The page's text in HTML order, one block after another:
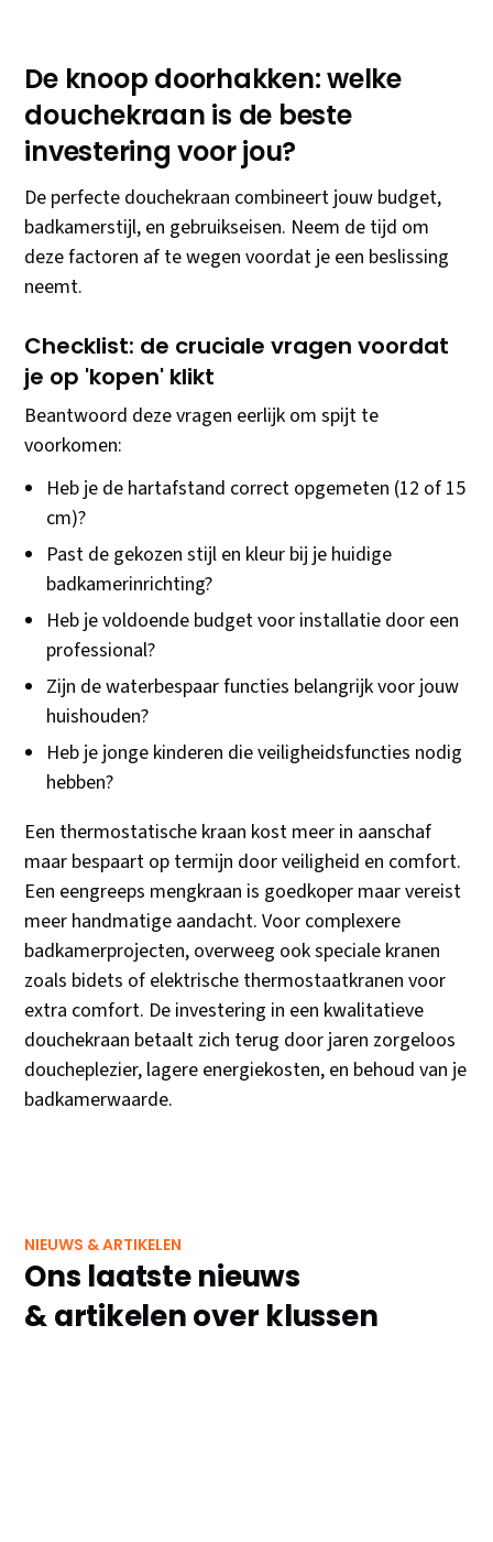
De knoop doorhakken: welke
douchekraan is de beste
investering voor jou?
De perfecte douchekraan combineert jouw budget,
badkamerstijl, en gebruikseisen. Neem de tijd om
deze factoren af te wegen voordat je een beslissing
neemt.
Checklist: de cruciale vragen voordat
je op 'kopen' klikt
Beantwoord deze vragen eerlijk om spijt te
voorkomen:
Heb je de hartafstand correct opgemeten (12 of 15
cm)?
Past de gekozen stijl en kleur bij je huidige
badkamerinrichting?
Heb je voldoende budget voor installatie door een
professional?
Zijn de waterbespaar functies belangrijk voor jouw
huishouden?
Heb je jonge kinderen die veiligheidsfuncties nodig
hebben?
Een thermostatische kraan kost meer in aanschaf
maar bespaart op termijn door veiligheid en comfort.
Een eengreeps mengkraan is goedkoper maar vereist
meer handmatige aandacht. Voor complexere
badkamerprojecten, overweeg ook speciale kranen
zoals bidets of elektrische thermostaatkranen voor
extra comfort. De investering in een kwalitatieve
douchekraan betaalt zich terug door jaren zorgeloos
doucheplezier, lagere energiekosten, en behoud van je
badkamerwaarde.
NIEUWS & ARTIKELEN
Ons laatste nieuws
& artikelen over klussen